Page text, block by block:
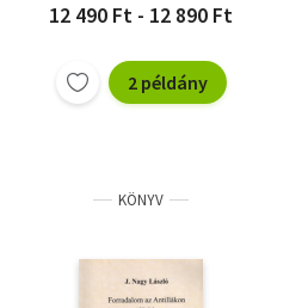
12 490 Ft - 12 890 Ft
2 példány
KÖNYV